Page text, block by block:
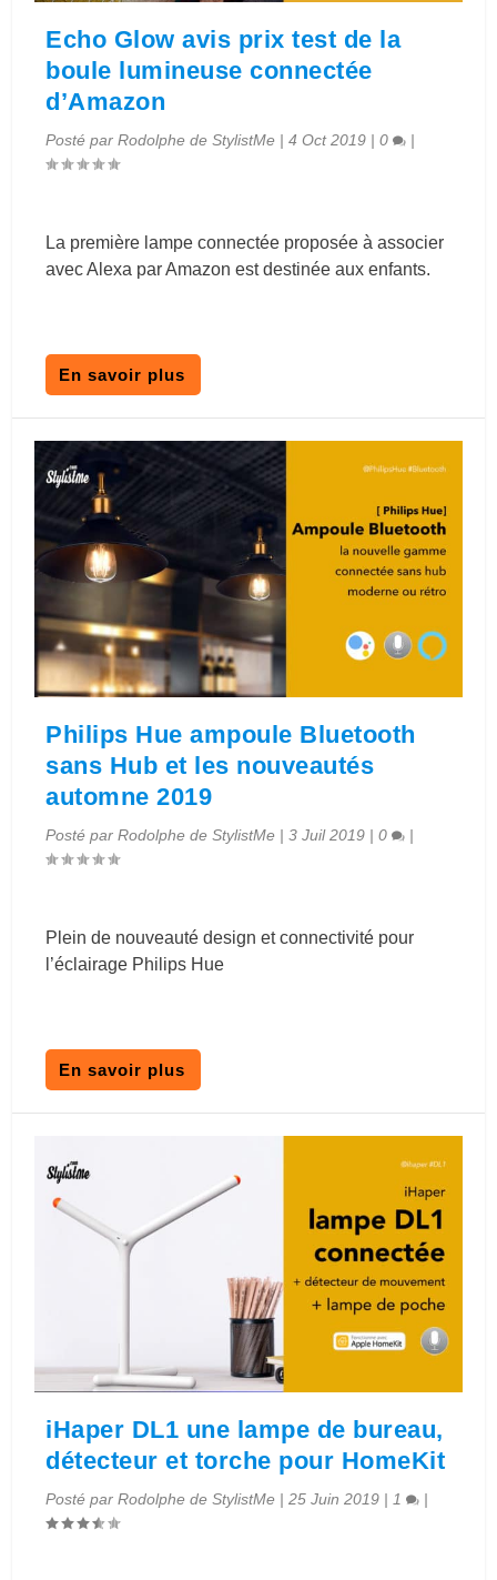
Echo Glow avis prix test de la
boule lumineuse connectée
d’Amazon
Posté parRodolphe de StylistMe |4 Oct 2019 |0 |
La première lampe connectée proposée à associer
avec Alexa par Amazon est destinée aux enfants.
En savoir plus
Philips Hue ampoule Bluetooth
sans Hub et les nouveautés
automne 2019
Posté parRodolphe de StylistMe |3 Juil 2019 |0 |
Plein de nouveauté design et connectivité pour
l’éclairage Philips Hue
En savoir plus
iHaper DL1 une lampe de bureau,
détecteur et torche pour HomeKit
Posté parRodolphe de StylistMe |25 Juin 2019 | 1 |